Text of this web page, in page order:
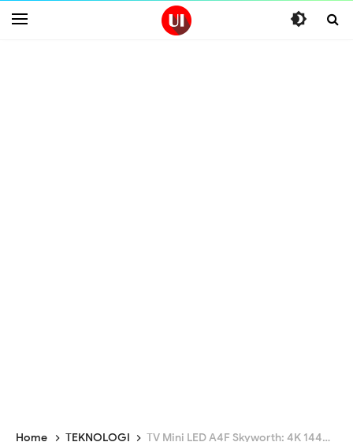
Home TEKNOLOGI TV Mini LED A4F Skyworth: 4K 144Hz, AI, dan Dimming Lokasi Seratus Level, Harga Terjangkau